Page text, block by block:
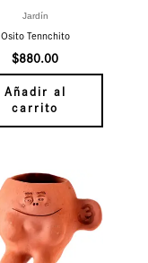
Jardín
Osito Tennchito
$880.00
Añadir al
carrito